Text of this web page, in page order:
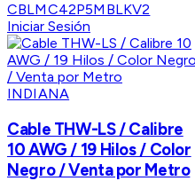
CBLMC42P5MBLKV2
Iniciar Sesión
INDIANA
Cable THW-LS / Calibre
10 AWG / 19 Hilos / Color
Negro / Venta por Metro